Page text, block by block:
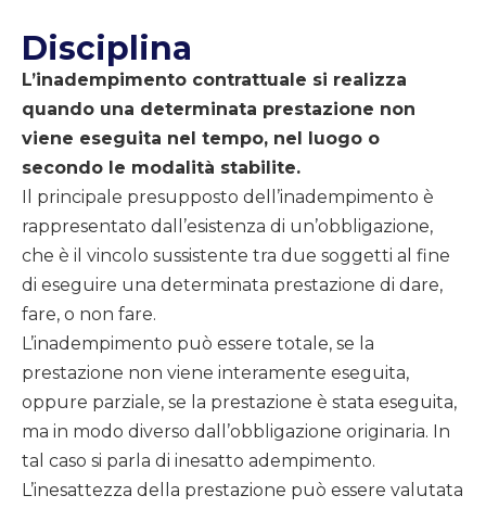
Disciplina
L’inadempimento contrattuale si realizza
quando una determinata prestazione non
viene eseguita nel tempo, nel luogo o
secondo le modalità stabilite.
Il principale presupposto dell’inadempimento è
rappresentato dall’esistenza di un’obbligazione,
che è il vincolo sussistente tra due soggetti al fine
di eseguire una determinata prestazione di dare,
fare, o non fare.
L’inadempimento può essere totale, se la
prestazione non viene interamente eseguita,
oppure parziale, se la prestazione è stata eseguita,
ma in modo diverso dall’obbligazione originaria. In
tal caso si parla di inesatto adempimento.
L’inesattezza della prestazione può essere valutata